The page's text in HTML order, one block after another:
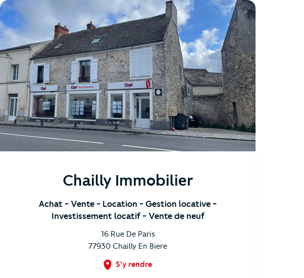
https://cutjhqvjma.cloudimg.io/_prod_/orpibackend/
Chailly Immobilier
Achat - Vente - Location - Gestion locative -
Investissement locatif - Vente de neuf
16 Rue De Paris
77930 Chailly En Biere
S'y rendre